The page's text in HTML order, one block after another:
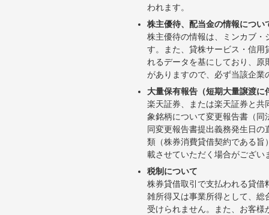
われます。
株主優待、配当金の情報につい
株主優待の情報は、ミンカブ
す。また、貸株サービス・信
れるデータを基にしており、
がありますので、必ず当該企
大量保有報告（短期大量譲渡
楽天証券、または楽天証券と
象銘柄について変更報告書（
同変更報告書提出義務発生日
類（株券消費貸借契約である
載させていただく場合がござ
税制について
株券貸借取引で支払われる貸
雑所得又は事業所得として、
受けられません。また、お客